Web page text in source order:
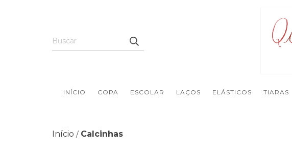
INÍCIO COPA ESCOLAR LAÇOS ELÁSTICOS TIARAS
Início / Calcinhas